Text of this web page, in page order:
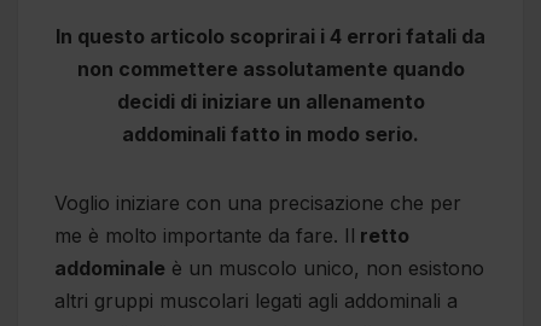
In questo articolo scoprirai i 4 errori fatali da
non commettere assolutamente quando
decidi di iniziare un allenamento
addominali fatto in modo serio.
Voglio iniziare con una precisazione che per
me è molto importante da fare. Il retto
addominale è un muscolo unico, non esistono
altri gruppi muscolari legati agli addominali a